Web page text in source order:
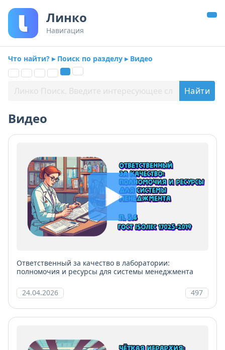
Линко
Навигация
Что найти? ▸ Поиск по разделу ▸ Видео
Видео
Ответственный за качество в лаборатории:
полномочия и ресурсы для системы менеджмента
24.04.2026 497